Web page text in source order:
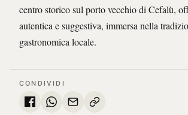
centro storico sul porto vecchio di Cefalù,
autentica e suggestiva, immersa nella
gastronomica locale.
CONDIVIDI